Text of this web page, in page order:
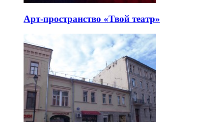
Арт-пространство «Твой театр»